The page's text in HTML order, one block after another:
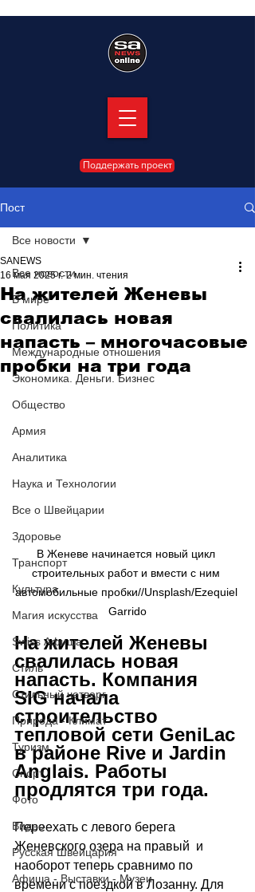
Поддержать проект
Пост
Все новости
В мире
Политика
Международные отношения
Экономика. Деньги. Бизнес
Общество
Армия
Аналитика
Наука и Технологии
Все о Швейцарии
Здоровье
Транспорт
Культура
Магия искусства
Swiss Афиша
Стиль
Стильный четверг
Природа - Климат
Туризм
Спорт
Фото
Видео
Русская Швейцария
Афиша - Выставки - Музеи
Все новости
На жителей Женевы
свалилась новая
напасть – многочасовые
пробки на три года
SANEWS
16 мая 2025 г. 2 мин. чтения
В Женеве начинается новый цикл
строительных работ и вмести с ним
автомобильные пробки//Unsplash/Ezequiel
Garrido
На жителей Женевы
свалилась новая
напасть. Компания
SIG начала
строительство
тепловой сети GeniLac
в районе Rive и Jardin
Anglais. Работы
продлятся три года.
Переехать с левого берега
Женевского озера на правый  и
наоборот теперь сравнимо по
времени с поездкой в Лозанну. Для